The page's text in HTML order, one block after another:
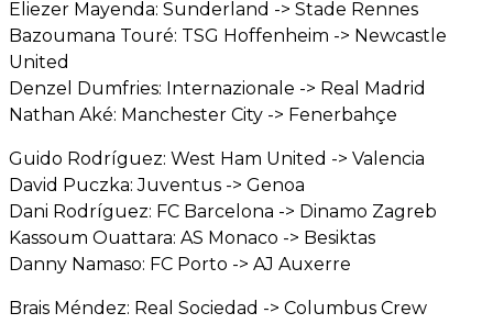
Eliezer Mayenda: Sunderland -> Stade Rennes
Bazoumana Touré: TSG Hoffenheim -> Newcastle
United
Denzel Dumfries: Internazionale -> Real Madrid
Nathan Aké: Manchester City -> Fenerbahçe
Guido Rodríguez: West Ham United -> Valencia
David Puczka: Juventus -> Genoa
Dani Rodríguez: FC Barcelona -> Dinamo Zagreb
Kassoum Ouattara: AS Monaco -> Besiktas
Danny Namaso: FC Porto -> AJ Auxerre
Brais Méndez: Real Sociedad -> Columbus Crew